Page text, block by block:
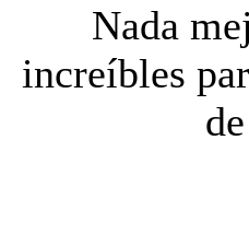
Nada
increíbles